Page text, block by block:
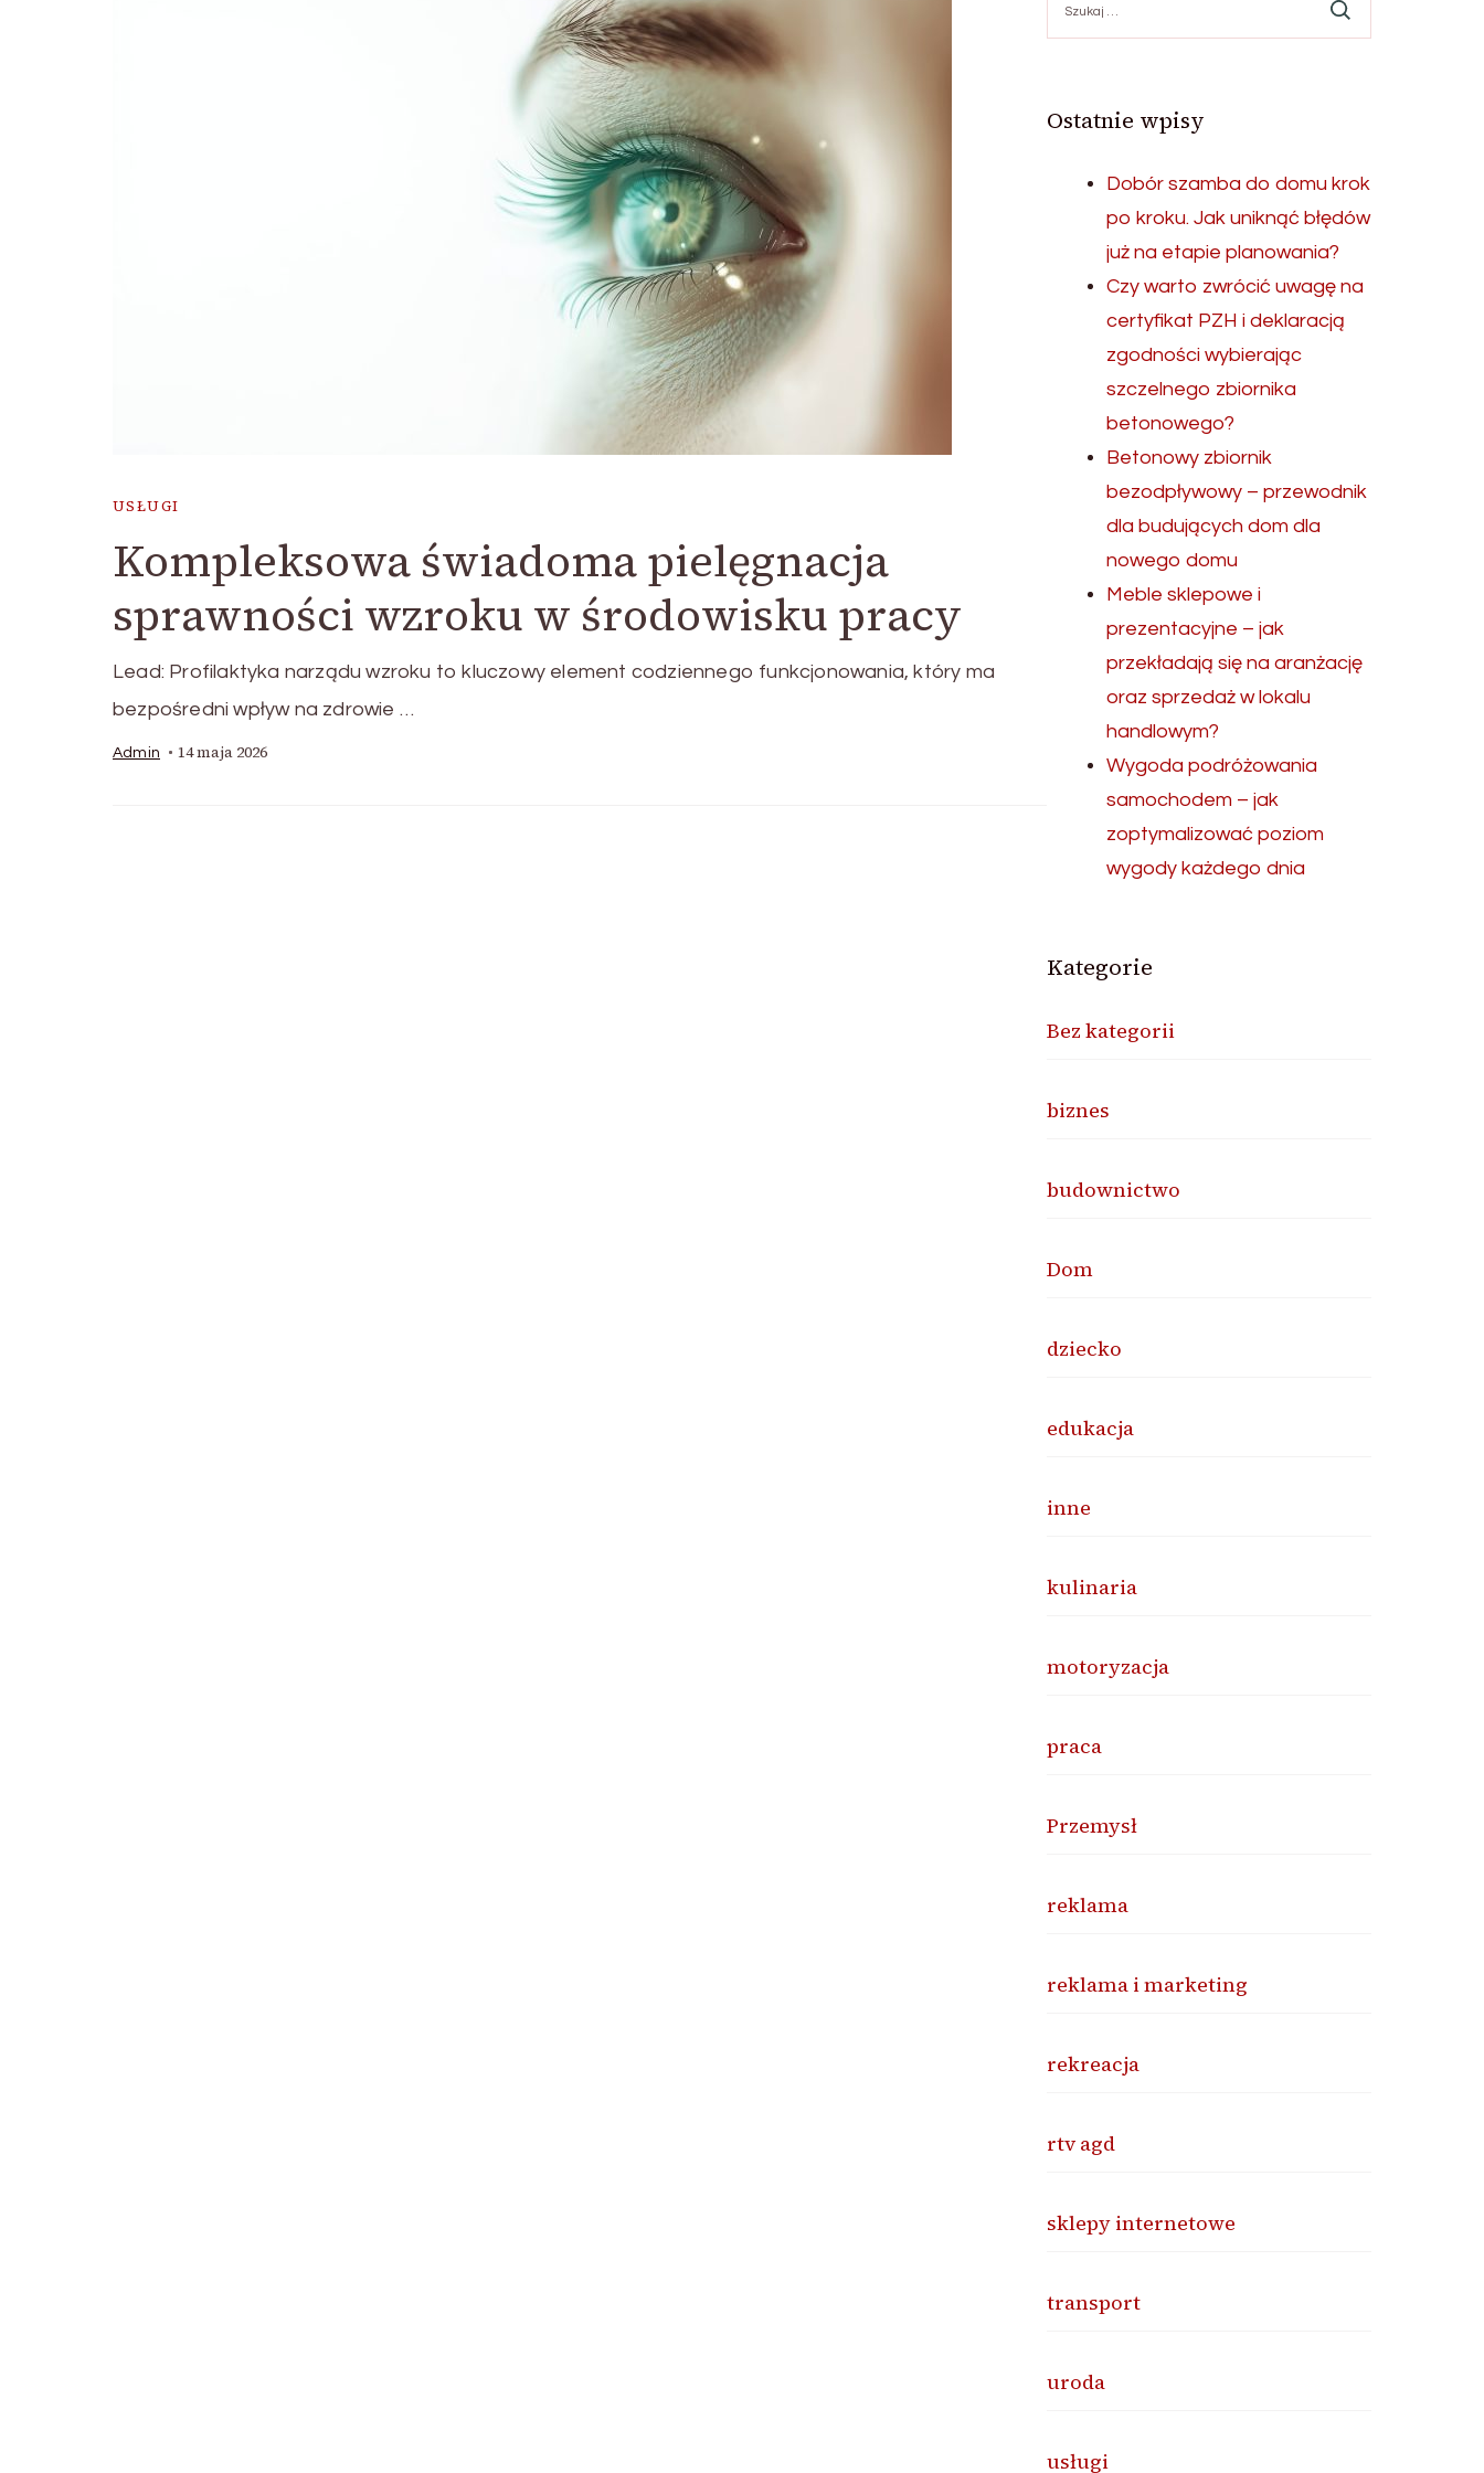
USŁUGI
Kompleksowa świadoma pielęgnacja
sprawności wzroku w środowisku pracy
Lead: Profilaktyka narządu wzroku to kluczowy element codziennego funkcjonowania, który ma
bezpośredni wpływ na zdrowie …
Admin 14 maja 2026
Ostatnie wpisy
Dobór szamba do domu krok
po kroku. Jak uniknąć błędów
już na etapie planowania?
Czy warto zwrócić uwagę na
certyfikat PZH i deklaracją
zgodności wybierając
szczelnego zbiornika
betonowego?
Betonowy zbiornik
bezodpływowy – przewodnik
dla budujących dom dla
nowego domu
Meble sklepowe i
prezentacyjne – jak
przekładają się na aranżację
oraz sprzedaż w lokalu
handlowym?
Wygoda podróżowania
samochodem – jak
zoptymalizować poziom
wygody każdego dnia
Kategorie
Bez kategorii
biznes
budownictwo
Dom
dziecko
edukacja
inne
kulinaria
motoryzacja
praca
Przemysł
reklama
reklama i marketing
rekreacja
rtv agd
sklepy internetowe
transport
uroda
usługi